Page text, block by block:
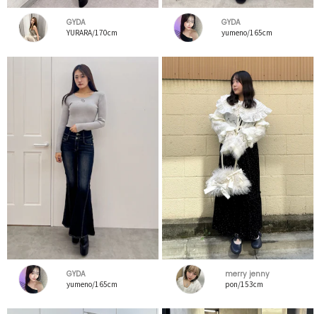
GYDA
YURARA/170cm
GYDA
yumeno/165cm
GYDA
yumeno/165cm
merry jenny
pon/153cm